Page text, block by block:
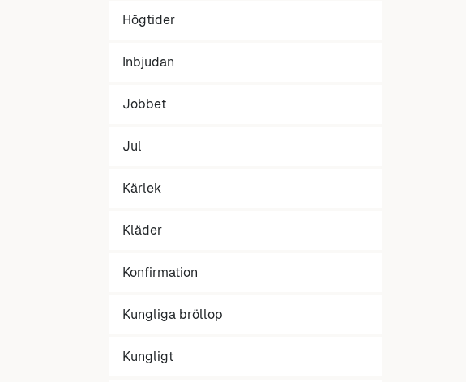
Högtider
Inbjudan
Jobbet
Jul
Kärlek
Kläder
Konfirmation
Kungliga bröllop
Kungligt